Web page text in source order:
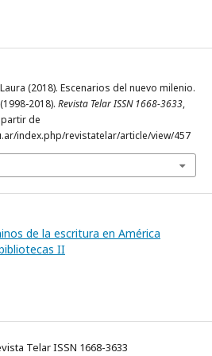
(2018). Escenarios del nuevo milenio.
2018). Revista Telar ISSN 1668-3633,
partir de
index.php/revistatelar/article/view/457
de la escritura en América
II
Telar ISSN 1668-3633